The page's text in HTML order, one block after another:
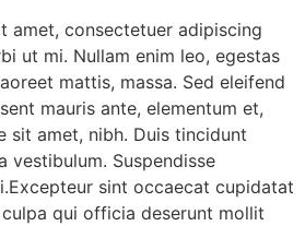
amet, consectetuer adipiscing
ut mi. Nullam enim leo, egestas
mattis, massa. Sed eleifend
mauris ante, elementum et,
sit amet, nibh. Duis tincidunt
vestibulum. Suspendisse
sint occaecat cupidatat
qui officia deserunt mollit